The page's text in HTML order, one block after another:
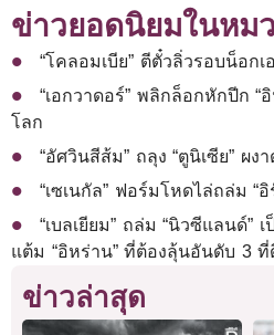
ข่าวยอดนิยมในหม
“โคลอมเบีย” ตีตั๋วลิ่วรอบน็อก
“เอกวาดอร์” พลิกล็อกหักปีก
โลก
“อัศวินสีส้ม” ถลุง “ตูนิเซีย” ผ
“เซเนกัล” ฟอร์มโหดไล่ถล่ม “
“เบลเยียม” ถล่ม “นิวซีแลนด์”
แต้ม “อิหร่าน” ที่ต้องลุ้นอันดับ 3 ที่
ข่าวล่าสุด